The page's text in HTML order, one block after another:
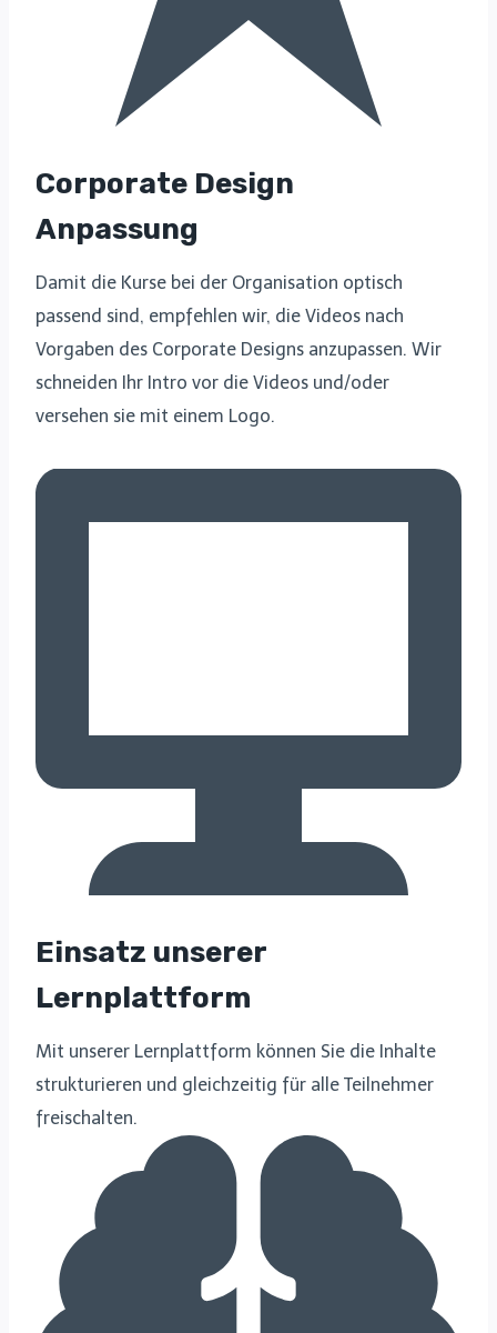
Corporate Design
Anpassung
Damit die Kurse bei der Organisation optisch
passend sind, empfehlen wir, die Videos nach
Vorgaben des Corporate Designs anzupassen. Wir
schneiden Ihr Intro vor die Videos und/oder
versehen sie mit einem Logo.
Einsatz unserer
Lernplattform
Mit unserer Lernplattform können Sie die Inhalte
strukturieren und gleichzeitig für alle Teilnehmer
freischalten.